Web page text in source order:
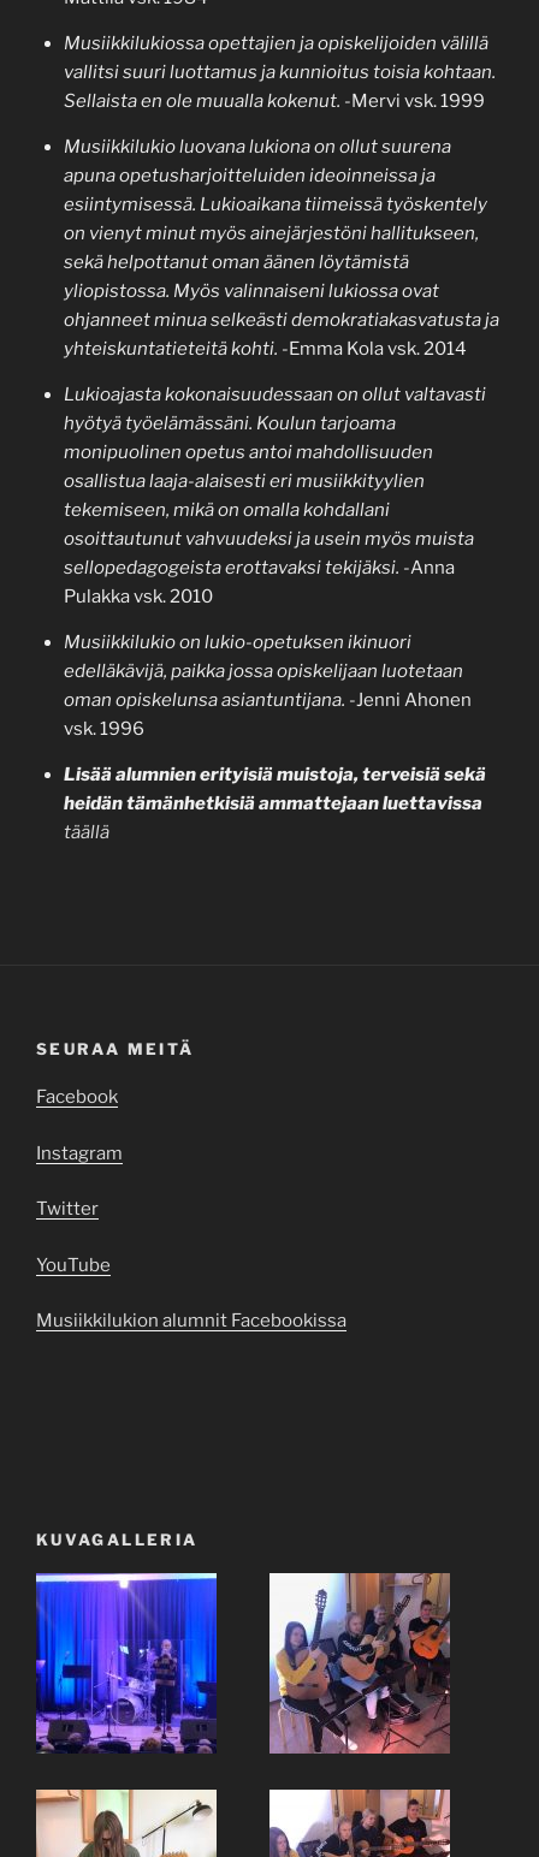
Musiikkilukiossa opettajien ja opiskelijoiden välillä
vallitsi suuri luottamus ja kunnioitus toisia kohtaan.
Sellaista en ole muualla kokenut. -Mervi vsk. 1999
Musiikkilukio luovana lukiona on ollut suurena
apuna opetusharjoitteluiden ideoinneissa ja
esiintymisessä. Lukioaikana tiimeissä työskentely
on vienyt minut myös ainejärjestöni hallitukseen,
sekä helpottanut oman äänen löytämistä
yliopistossa. Myös valinnaiseni lukiossa ovat
ohjanneet minua selkeästi demokratiakasvatusta ja
yhteiskuntatieteitä kohti. -Emma Kola vsk. 2014
Lukioajasta kokonaisuudessaan on ollut valtavasti
hyötyä työelämässäni. Koulun tarjoama
monipuolinen opetus antoi mahdollisuuden
osallistua laaja-alaisesti eri musiikkityylien
tekemiseen, mikä on omalla kohdallani
osoittautunut vahvuudeksi ja usein myös muista
sellopedagogeista erottavaksi tekijäksi. -Anna
Pulakka vsk. 2010
Musiikkilukio on lukio-opetuksen ikinuori
edelläkävijä, paikka jossa opiskelijaan luotetaan
oman opiskelunsa asiantuntijana. -Jenni Ahonen
vsk. 1996
Lisää alumnien erityisiä muistoja, terveisiä sekä
heidän tämänhetkisiä ammattejaan luettavissa
täällä
SEURAA MEITÄ
Facebook
Instagram
Twitter
YouTube
Musiikkilukion alumnit Facebookissa
KUVAGALLERIA